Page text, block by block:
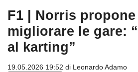
F1 | Norris propone
migliorare le gare:
al karting”
19.05.2026 19:52 di Leonardo Adamo